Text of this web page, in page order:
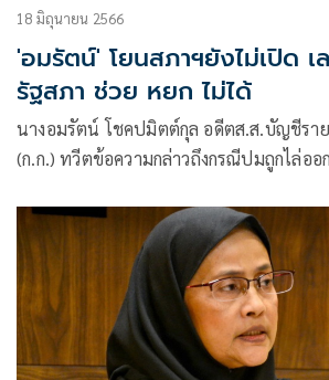
18 มิถุนายน 2566
'อมรัตน์' โยนสภาฯยังไม่เปิด เ
รัฐสภา ช่วย หยก ไม่ได้
นางอมรัตน์ โชคปมิตต์กุล อดีตส.ส.บัญชีรา
(ก.ก.) ทวีตข้อความกล่าวถึงกรณีปมถูกไล่ออ